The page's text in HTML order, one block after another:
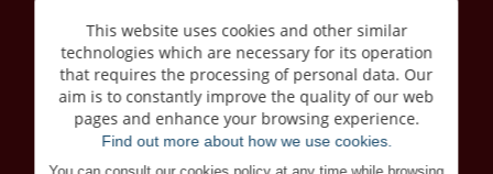
This website uses cookies and other similar
technologies which are necessary for its operation
that requires the processing of personal data. Our
aim is to constantly improve the quality of our web
pages and enhance your browsing experience.
Find out more about how we use cookies.